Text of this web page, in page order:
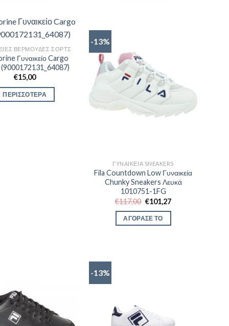
ΒΕΡΜΟΎΔΕΣ ΣΟΡΤΣ
Γυναικείο Cargo
€15,00
ΠΕΡΙΣΣΟΤΕΡΑ
-13%
ΓΥΝΑΙΚΕΊΑ SNEAKERS
Fila Countdown Low Γυναικεία
Chunky Sneakers Λευκά
1010751-1FG
€117,00 Original
was:
€117,00.
€101,27Η
ΑΓΟΡΑΣΕ ΤΟ
-13%